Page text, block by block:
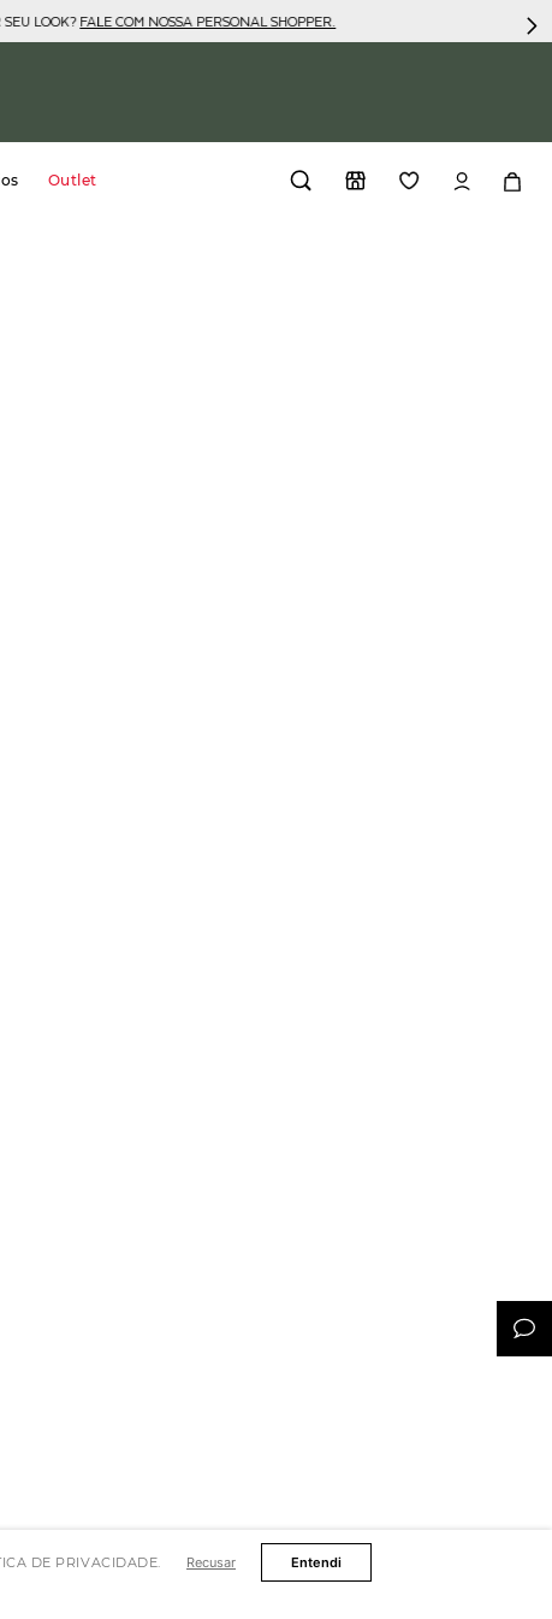
DE PRIVACIDADE. Recusar Entendi
LOOK?FALE COM NOSSA PERSONAL SHOPPER.
Outlet